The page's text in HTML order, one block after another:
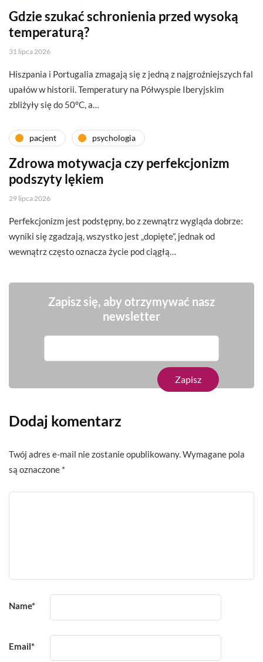
Gdzie szukać schronienia przed wysoką
temperaturą?
31 lipca 2026
Hiszpania i Portugalia zmagają się z jedną z najgroźniejszych fal
upałów w historii. Temperatury na Półwyspie Iberyjskim
zbliżyły się do 50°C, a…
pacjent psychologia
Zdrowa motywacja czy perfekcjonizm
podszyty lękiem
29 lipca 2026
Perfekcjonizm jest podstępny, bo z zewnątrz wygląda dobrze:
wyniki się zgadzają, wszystko jest „dopięte”, jednak od
wewnątrz często oznacza życie pod ciągłą…
Zapisz się, aby otrzymywać nasz
newsletter
Dodaj komentarz
Twój adres e-mail nie zostanie opublikowany. Wymagane pola
są oznaczone *
Name*
Email*